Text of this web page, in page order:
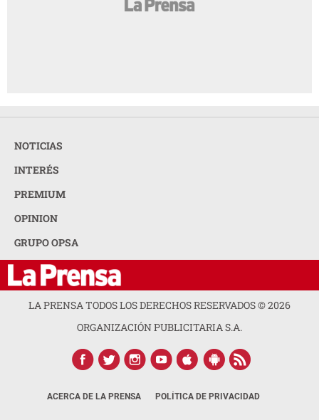
NOTICIAS
INTERÉS
PREMIUM
OPINION
GRUPO OPSA
LA PRENSA TODOS LOS DERECHOS RESERVADOS ©2026
ORGANIZACIÓN PUBLICITARIA S.A.
ACERCA DE LA PRENSA POLÍTICA DE PRIVACIDAD